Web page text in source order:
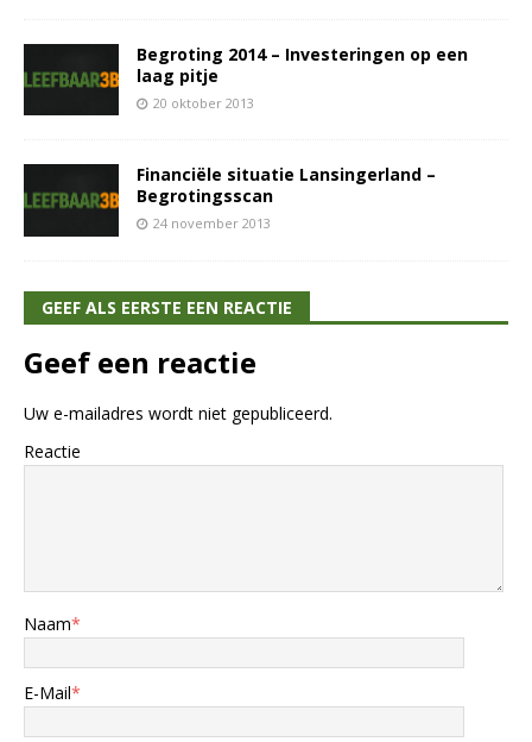
Begroting 2014 – Investeringen op een
laag pitje
20 oktober 2013
Financiële situatie Lansingerland –
Begrotingsscan
24 november 2013
GEEF ALS EERSTE EEN REACTIE
Geef een reactie
Uw e-mailadres wordt niet gepubliceerd.
Reactie
Naam*
E-Mail*